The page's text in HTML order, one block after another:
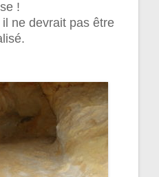
!
il ne devrait pas être